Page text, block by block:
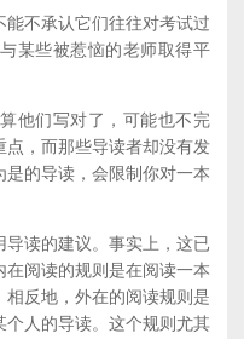
不承认它们往往对考试过
某些被惹恼的老师取得平
他们写对了，可能也不完
，而那些导读者却没有发
的导读，会限制你对一本
读的建议。事实上，这已
阅读的规则是在阅读一本
反地，外在的阅读规则是
个人的导读。这个规则尤其